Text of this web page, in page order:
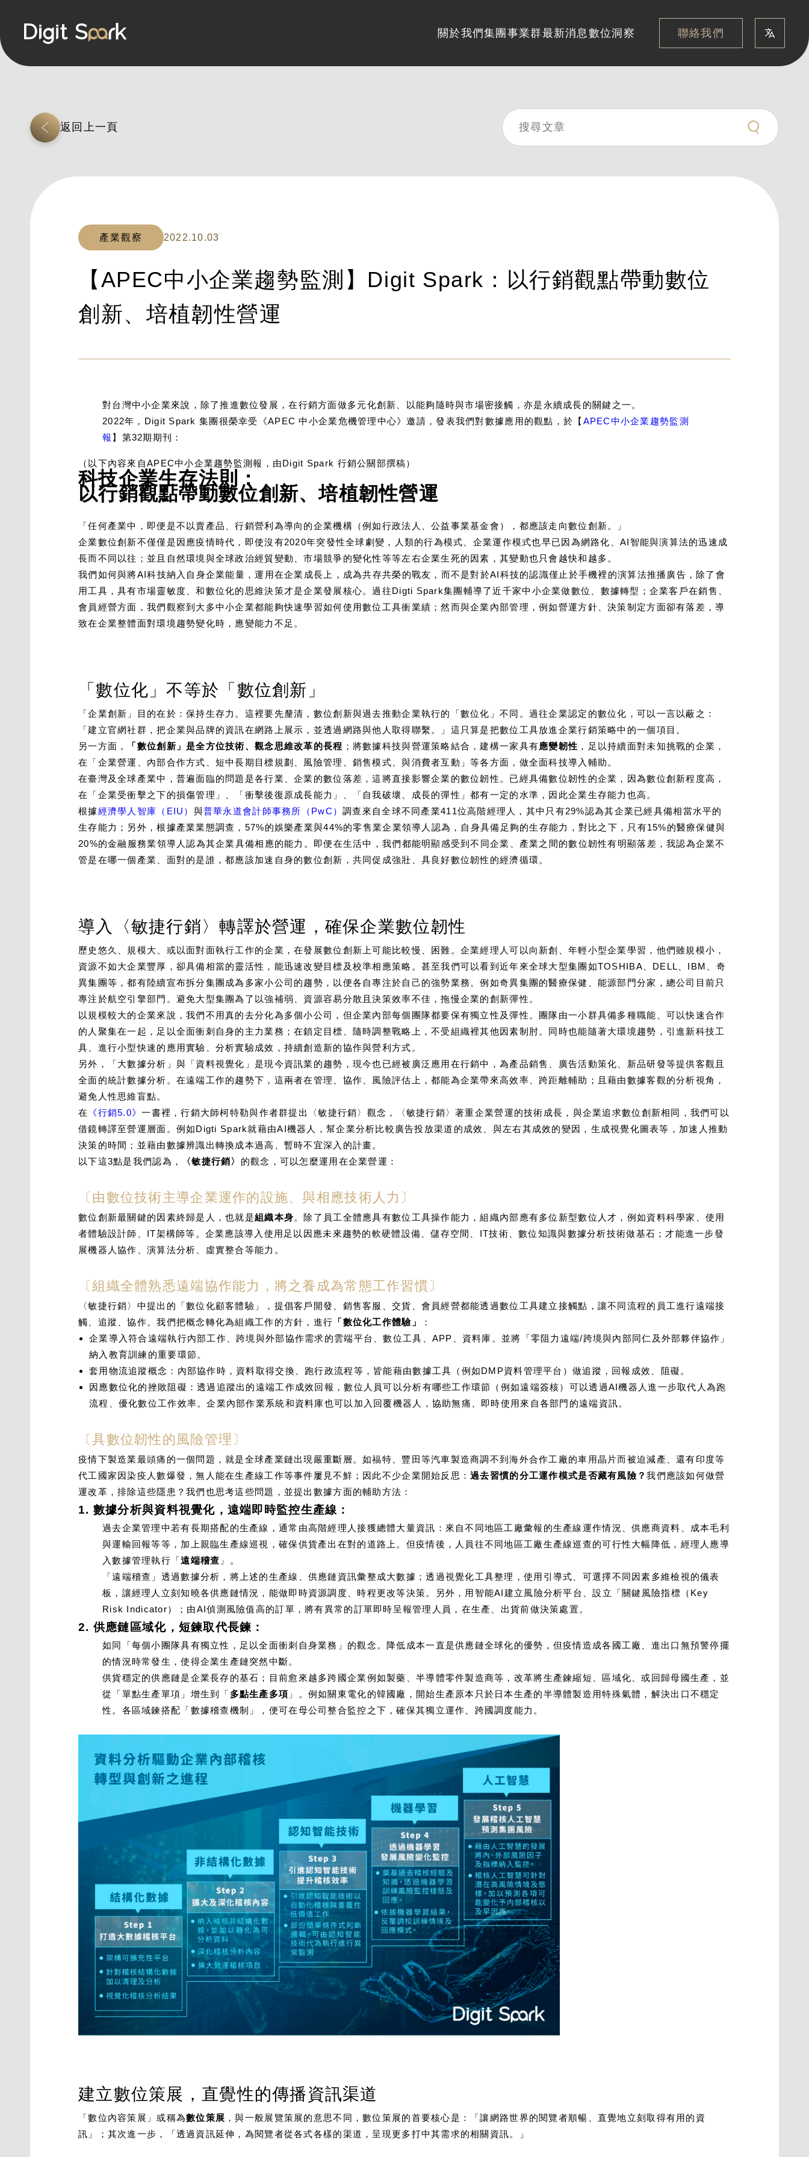
關於我們集團事業群最新消息數位洞察 聯絡我們
返回上一頁
產業觀察 2022.10.03
【APEC中小企業趨勢監測】Digit Spark：以行銷觀點帶動數位
創新、培植韌性營運
對台灣中小企業來說，除了推進數位發展，在行銷方面做多元化創新、以能夠隨時與市場密接觸，亦是永續成長的關鍵之一。
2022年，Digit Spark 集團很榮幸受《APEC 中小企業危機管理中心》邀請，發表我們對數據應用的觀點，於【 APEC中小企業趨勢監測
報 】第32期期刊：
（以下內容來自APEC中小企業趨勢監測報，由Digit Spark 行銷公關部撰稿）
科技企業生存法則：
以行銷觀點帶動數位創新、培植韌性營運
「任何產業中，即便是不以賣產品、行銷營利為導向的企業機構（例如行政法人、公益事業基金會），都應該走向數位創新。」
企業數位創新不僅僅是因應疫情時代，即使沒有2020年突發性全球劇變，人類的行為模式、企業運作模式也早已因為網路化、AI智能與演算法的迅速成
長而不同以往；並且自然環境與全球政治經貿變動、市場競爭的變化性等等左右企業生死的因素，其變動也只會越快和越多。
我們如何與將AI科技納入自身企業能量，運用在企業成長上，成為共存共榮的戰友，而不是對於AI科技的認識僅止於手機裡的演算法推播廣告，除了會
用工具，具有市場靈敏度、和數位化的思維決策才是企業發展核心。過往Digti Spark集團輔導了近千家中小企業做數位、數據轉型；企業客戶在銷售、
會員經營方面，我們觀察到大多中小企業都能夠快速學習如何使用數位工具衝業績；然而與企業內部管理，例如營運方針、決策制定方面卻有落差，導
致在企業整體面對環境趨勢變化時，應變能力不足。
「數位化」不等於「數位創新」
「企業創新」目的在於：保持生存力。這裡要先釐清，數位創新與過去推動企業執行的「數位化」不同。過往企業認定的數位化，可以一言以蔽之：
「建立官網社群，把企業與品牌的資訊在網路上展示，並透過網路與他人取得聯繫。」這只算是把數位工具放進企業行銷策略中的一個項目。
另一方面，
「數位創新」是全方位技術、觀念思維改革的長程 ；將數據科技與營運策略結合，建構一家具有應變韌性 ，足以持續面對未知挑戰的企業，
在「企業營運、內部合作方式、短中長期目標規劃、風險管理、銷售模式、與消費者互動」等各方面，做全面科技導入輔助。
在臺灣及全球產業中，普遍面臨的問題是各行業、企業的數位落差，這將直接影響企業的數位韌性。已經具備數位韌性的企業，因為數位創新程度高，
在「企業受衝擊之下的損傷管理」、「衝擊後復原成長能力」、「自我破壞、成長的彈性」都有一定的水準，因此企業生存能力也高。
根據經濟學人智庫（EIU） 與普華永道會計師事務所（PwC）調查來自全球不同產業411位高階經理人，其中只有29%認為其企業已經具備相當水平的
生存能力；另外，根據產業業態調查，57%的娛樂產業與44%的零售業企業領導人認為，自身具備足夠的生存能力，對比之下，只有15%的醫療保健與
20%的金融服務業領導人認為其企業具備相應的能力。即便在生活中，我們都能明顯感受到不同企業、產業之間的數位韌性有明顯落差，我認為企業不
管是在哪一個產業、面對的是誰，都應該加速自身的數位創新，共同促成強壯、具良好數位韌性的經濟循環。
導入〈敏捷行銷〉轉譯於營運，確保企業數位韌性
歷史悠久、規模大、或以面對面執行工作的企業，在發展數位創新上可能比較慢、困難。企業經理人可以向新創、年輕小型企業學習，他們雖規模小，
資源不如大企業豐厚，卻具備相當的靈活性，能迅速改變目標及校準相應策略。甚至我們可以看到近年來全球大型集團如TOSHIBA、DELL、IBM、奇
異集團等，都有陸續宣布拆分集團成為多家小公司的趨勢，以便各自專注於自己的強勢業務。例如奇異集團的醫療保健、能源部門分家，總公司目前只
專注於航空引擎部門。避免大型集團為了以強補弱、資源容易分散且決策效率不佳，拖慢企業的創新彈性。
以規模較大的企業來說，我們不用真的去分化為多個小公司，但企業內部每個團隊都要保有獨立性及彈性。團隊由一小群具備多種職能、可以快速合作
的人聚集在一起，足以全面衝刺自身的主力業務；在鎖定目標、隨時調整戰略上，不受組織裡其他因素制肘。同時也能隨著大環境趨勢，引進新科技工
具、進行小型快速的應用實驗、分析實驗成效，持續創造新的協作與營利方式。
另外，「大數據分析」與「資料視覺化」是現今資訊業的趨勢，現今也已經被廣泛應用在行銷中，為產品銷售、廣告活動策化、新品研發等提供客觀且
全面的統計數據分析。在遠端工作的趨勢下，這兩者在管理、協作、風險評估上，都能為企業帶來高效率、跨距離輔助；且藉由數據客觀的分析視角，
避免人性思維盲點。
在 《行銷5.0》一書裡，行銷大師柯特勒與作者群提出〈敏捷行銷〉觀念，〈敏捷行銷〉著重企業營運的技術成長，與企業追求數位創新相同，我們可以
借鏡轉譯至營運層面。例如Digti Spark就藉由AI機器人，幫企業分析比較廣告投放渠道的成效、與左右其成效的變因，生成視覺化圖表等，加速人推動
決策的時間；並藉由數據辨識出轉換成本過高、暫時不宜深入的計畫。
以下這3點是我們認為，
〈敏捷行銷〉 的觀念，可以怎麼運用在企業營運：
〔由數位技術主導企業運作的設施、與相應技術人力〕
數位創新最關鍵的因素終歸是人，也就是組織本身。除了員工全體應具有數位工具操作能力，組織內部應有多位新型數位人才，例如資料科學家、使用
者體驗設計師、IT架構師等。企業應該導入使用足以因應未來趨勢的軟硬體設備、儲存空間、IT技術、數位知識與數據分析技術做基石；才能進一步發
展機器人協作、演算法分析、虛實整合等能力。
〔組織全體熟悉遠端協作能力，將之養成為常態工作習慣〕
〈敏捷行銷〉中提出的「數位化顧客體驗」，提倡客戶開發、銷售客服、交貨、會員經營都能透過數位工具建立接觸點，讓不同流程的員工進行遠端接
觸、追蹤、協作。我們把概念轉化為組織工作的方針，進行 「數位化工作體驗」
：
企業導入符合遠端執行內部工作、跨境與外部協作需求的雲端平台、數位工具、APP、資料庫。並將「零阻力遠端/跨境與內部同仁及外部夥伴協作」
納入教育訓練的重要環節。
套用物流追蹤概念：內部協作時，資料取得交換、跑行政流程等，皆能藉由數據工具（例如DMP資料管理平台）做追蹤，回報成效、阻礙。
因應數位化的挫敗阻礙：透過追蹤出的遠端工作成效回報，數位人員可以分析有哪些工作環節（例如遠端簽核）可以透過AI機器人進一步取代人為跑
流程、優化數位工作效率。企業內部作業系統和資料庫也可以加入回覆機器人，協助無痛、即時使用來自各部門的遠端資訊。
〔具數位韌性的風險管理〕
疫情下製造業最頭痛的一個問題，就是全球產業鏈出現嚴重斷層。如福特、豐田等汽車製造商調不到海外合作工廠的車用晶片而被迫減產、還有印度等
代工國家因染疫人數爆發，無人能在生產線工作等事件屢見不鮮；因此不少企業開始反思：過去習慣的分工運作模式是否藏有風險？我們應該如何做營
運改革，排除這些隱患？我們也思考這些問題，並提出數據方面的輔助方法：
1. 數據分析與資料視覺化，遠端即時監控生產線：
過去企業管理中若有長期搭配的生產線，通常由高階經理人接獲總體大量資訊：來自不同地區工廠彙報的生產線運作情況、供應商資料、成本毛利
與運輸回報等等，加上親臨生產線巡視，確保供貨產出在對的道路上。但疫情後，人員往不同地區工廠生產線巡查的可行性大幅降低，經理人應導
入數據管理執行「遠端稽查 」。
「遠端稽查」透過數據分析，將上述的生產線、供應鏈資訊彙整成大數據；透過視覺化工具整理，使用引導式、可選擇不同因素多維檢視的儀表
板，讓經理人立刻知曉各供應鏈情況，能做即時資源調度、時程更改等決策。另外，用智能AI建立風險分析平台、設立「關鍵風險指標（Key
Risk Indicator）；由AI偵測風險值高的訂單，將有異常的訂單即時呈報管理人員，在生產、出貨前做決策處置。
2. 供應鏈區域化，短鍊取代長鍊：
如同「每個小團隊具有獨立性，足以全面衝刺自身業務」的觀念。降低成本一直是供應鏈全球化的優勢，但疫情造成各國工廠、進出口無預警停擺
的情況時常發生，使得企業生產鏈突然中斷。
供貨穩定的供應鏈是企業長存的基石；目前愈來越多跨國企業例如製藥、半導體零件製造商等，改革將生產鍊縮短、區域化、或回歸母國生產，並
從「單點生產單項」增生到「 多點生產多項 」。例如關東電化的韓國廠，開始生產原本只於日本生產的半導體製造用特殊氣體，解決出口不穩定
性。各區域鍊搭配「數據稽查機制」，便可在母公司整合監控之下，確保其獨立運作、跨國調度能力。
建立數位策展，直覺性的傳播資訊渠道
「數位內容策展」或稱為數位策展 ，與一般展覽策展的意思不同，數位策展的首要核心是：「讓網路世界的閱覽者順暢、直覺地立刻取得有用的資
訊」；其次進一步，「透過資訊延伸，為閱覽者從各式各樣的渠道，呈現更多打中其需求的相關資訊。」